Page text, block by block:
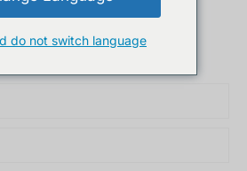
de todo el mundo
do not switch language